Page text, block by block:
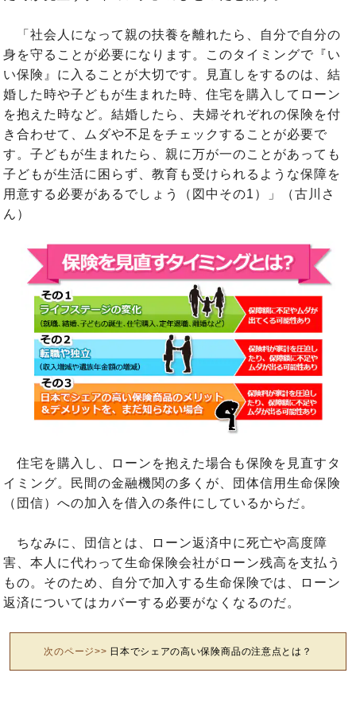
「社会人になって親の扶養を離れたら、自分で自分の
身を守ることが必要になります。このタイミングで『い
い保険』に入ることが大切です。見直しをするのは、結
婚した時や子どもが生まれた時、住宅を購入してローン
を抱えた時など。結婚したら、夫婦それぞれの保険を付
き合わせて、ムダや不足をチェックすることが必要で
す。子どもが生まれたら、親に万が一のことがあっても
子どもが生活に困らず、教育も受けられるような保障を
用意する必要があるでしょう（図中その1）」（古川さ
ん）
住宅を購入し、ローンを抱えた場合も保険を見直すタ
イミング。民間の金融機関の多くが、団体信用生命保険
（団信）への加入を借入の条件にしているからだ。
ちなみに、団信とは、ローン返済中に死亡や高度障
害、本人に代わって生命保険会社がローン残高を支払う
もの。そのため、自分で加入する生命保険では、ローン
返済についてはカバーする必要がなくなるのだ。
次のページ>> 日本でシェアの高い保険商品の注意点とは？